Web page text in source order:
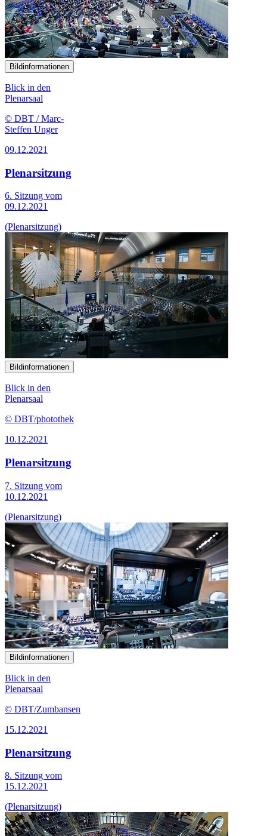
Bildinformationen
Blick in den
Plenarsaal
© DBT / Marc-
Steffen Unger
09.12.2021
Plenarsitzung
6. Sitzung vom
09.12.2021
(Plenarsitzung)
Bildinformationen
Blick in den
Plenarsaal
© DBT/photothek
10.12.2021
Plenarsitzung
7. Sitzung vom
10.12.2021
(Plenarsitzung)
Bildinformationen
Blick in den
Plenarsaal
© DBT/Zumbansen
15.12.2021
Plenarsitzung
8. Sitzung vom
15.12.2021
(Plenarsitzung)